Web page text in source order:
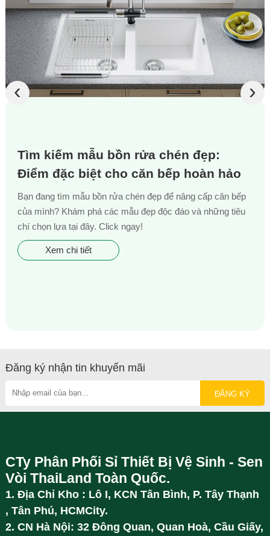
Tìm kiếm mẫu bồn rửa chén đẹp:
Điểm đặc biệt cho căn bếp hoàn hảo
Bạn đang tìm mẫu bồn rửa chén đẹp để nâng cấp căn bếp
của mình? Khám phá các mẫu đẹp độc đáo và những tiêu
chí chọn lựa tại đây. Click ngay!
Xem chi tiết
‹ ›
Đăng ký nhận tin khuyến mãi
CTy Phân Phối Sỉ Thiết Bị Vệ Sinh - Sen
Vòi ThaiLand Toàn Quốc.
1. Địa Chỉ Kho : Lô I, KCN Tân Bình, P. Tây Thạnh
, Tân Phú, HCMCity.
2. CN Hà Nội: 32 Đông Quan, Quan Hoà, Cầu Giấy,